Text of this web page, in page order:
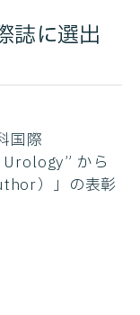
誌に選出
国際
から
）」の表彰